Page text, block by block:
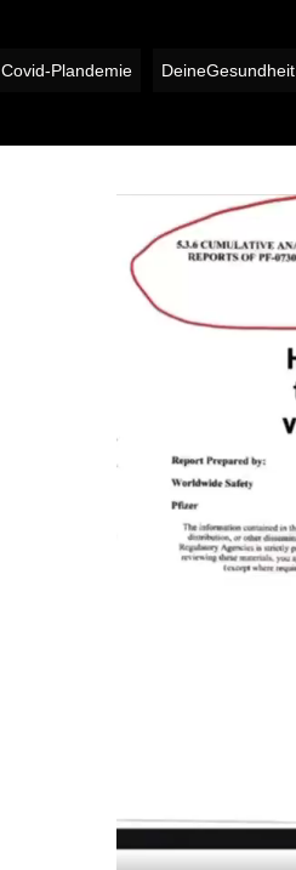
Covid-Plandemie DeineGesundheit